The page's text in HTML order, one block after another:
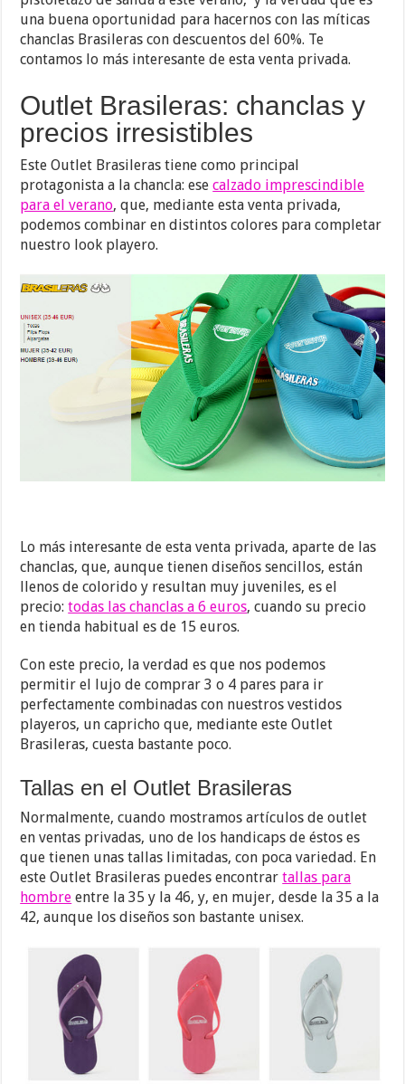
una buena oportunidad para hacernos con las míticas
chanclas Brasileras con descuentos del 60%. Te
contamos lo más interesante de esta venta privada.
Outlet Brasileras: chanclas y
precios irresistibles
Este Outlet Brasileras tiene como principal
protagonista a la chancla: esecalzado imprescindible
para el verano, que, mediante esta venta privada,
podemos combinar en distintos colores para completar
nuestro look playero.
Lo más interesante de esta venta privada, aparte de las
chanclas, que, aunque tienen diseños sencillos, están
llenos de colorido y resultan muy juveniles, es el
precio:todas las chanclas a 6 euros, cuando su precio
en tienda habitual es de 15 euros.
Con este precio, la verdad es que nos podemos
permitir el lujo de comprar 3 o 4 pares para ir
perfectamente combinadas con nuestros vestidos
playeros, un capricho que, mediante este Outlet
Brasileras, cuesta bastante poco.
Tallas en el Outlet Brasileras
Normalmente, cuando mostramos artículos de outlet
en ventas privadas, uno de los handicaps de éstos es
que tienen unas tallas limitadas, con poca variedad. En
este Outlet Brasileras puedes encontrartallas para
hombre entre la 35 y la 46, y, en mujer, desde la 35 a la
42, aunque los diseños son bastante unisex.